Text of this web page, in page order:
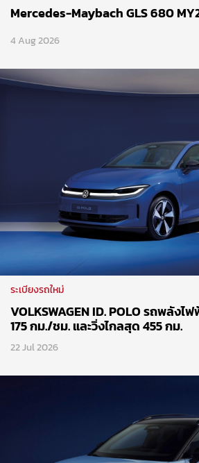
Mercedes-Maybach GLS 680
4 Aug 2026
ระเบียงรถใหม่
VOLKSWAGEN ID. POLO รถพลังไ
175 กม./ชม. และวิ่งไกลสุด 455 กม.
22 Jul 2026